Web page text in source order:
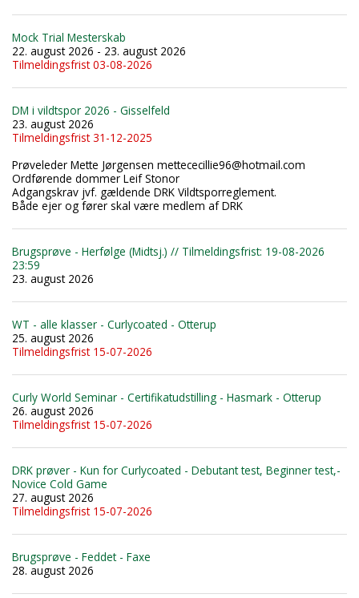
Mock Trial Mesterskab
22. august 2026 - 23. august 2026
Tilmeldingsfrist 03-08-2026
DM i vildtspor 2026 - Gisselfeld
23. august 2026
Tilmeldingsfrist 31-12-2025
Prøveleder Mette Jørgensen mettececillie96@hotmail.com
Ordførende dommer Leif Stonor
Adgangskrav jvf. gældende DRK Vildtsporreglement.
Både ejer og fører skal være medlem af DRK
Brugsprøve - Herfølge (Midtsj.) // Tilmeldingsfrist: 19-08-2026
23:59
23. august 2026
WT - alle klasser - Curlycoated - Otterup
25. august 2026
Tilmeldingsfrist 15-07-2026
Curly World Seminar - Certifikatudstilling - Hasmark - Otterup
26. august 2026
Tilmeldingsfrist 15-07-2026
DRK prøver - Kun for Curlycoated - Debutant test, Beginner test,-
Novice Cold Game
27. august 2026
Tilmeldingsfrist 15-07-2026
Brugsprøve - Feddet - Faxe
28. august 2026